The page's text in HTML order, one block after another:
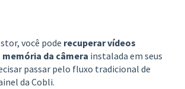
você pode recuperar vídeos
da câmera instalada em seus
passar pelo fluxo tradicional de
da Cobli.